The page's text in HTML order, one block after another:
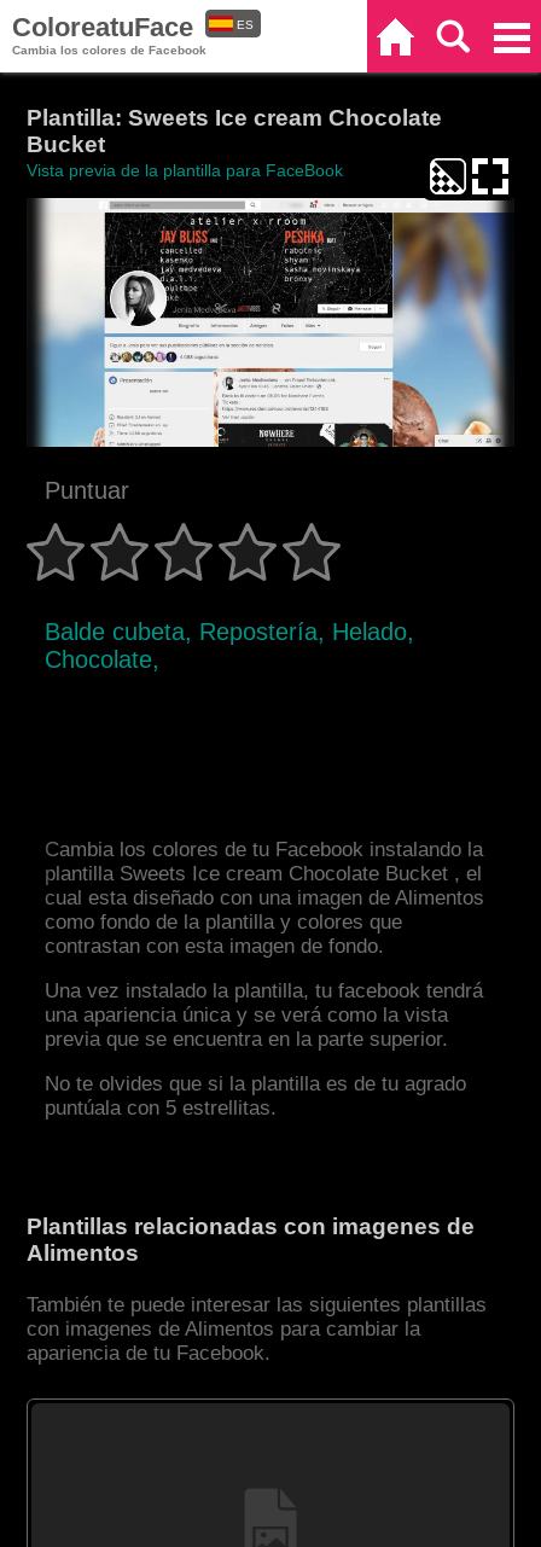
ColoreatuFace
Cambia los colores de Facebook
ES
Plantilla: Sweets Ice cream Chocolate
Bucket
Vista previa de la plantilla para FaceBook
Puntuar
Balde cubeta, Repostería, Helado,
Chocolate,
Cambia los colores de tu Facebook instalando la
plantilla Sweets Ice cream Chocolate Bucket , el
cual esta diseñado con una imagen de Alimentos
como fondo de la plantilla y colores que
contrastan con esta imagen de fondo.
Una vez instalado la plantilla, tu facebook tendrá
una apariencia única y se verá como la vista
previa que se encuentra en la parte superior.
No te olvides que si la plantilla es de tu agrado
puntúala con 5 estrellitas.
Plantillas relacionadas con imagenes de
Alimentos
También te puede interesar las siguientes plantillas
con imagenes de Alimentos para cambiar la
apariencia de tu Facebook.